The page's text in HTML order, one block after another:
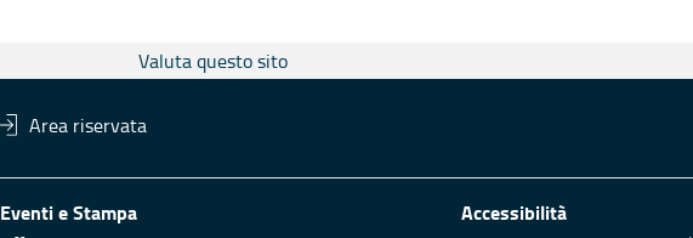
Valuta questo sito
Area riservata
Eventi e Stampa Accessibilità